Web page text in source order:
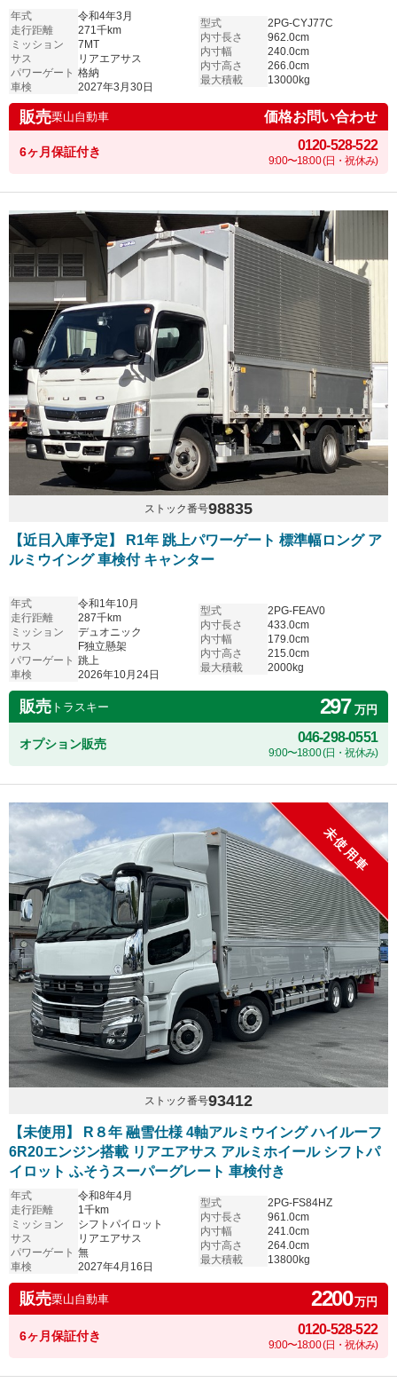
年式
令和4年3月
走行距離
271千km
ミッション
7MT
サス
リアエアサス
パワーゲート 格納
車検
2027年3月30日
型式
2PG-CYJ77C
内寸長さ
962.0cm
内寸幅
240.0cm
内寸高さ
266.0cm
最大積載
13000kg
販売栗山自動車 価格お問い合わせ
6ヶ月保証付き 0120-528-522
9:00〜18:00 (日・祝休み)
ストック番号98835
【近日入庫予定】 R1年 跳上パワーゲート 標準幅ロング ア
ルミウイング 車検付 キャンター
年式
令和1年10月
走行距離
287千km
ミッション
デュオニック
サス
F独立懸架
パワーゲート 跳上
車検
2026年10月24日
型式
2PG-FEAV0
内寸長さ
433.0cm
内寸幅
179.0cm
内寸高さ
215.0cm
最大積載
2000kg
販売 トラスキー 297 万円
オプション販売 046-298-0551
9:00〜18:00 (日・祝休み)
未使用車
ストック番号93412
【未使用】 R８年 融雪仕様 4軸アルミウイング ハイルーフ
6R20エンジン搭載 リアエアサス アルミホイール シフトパ
イロット ふそうスーパーグレート 車検付き
年式
令和8年4月
走行距離
1千km
ミッション
シフトパイロット
サス
リアエアサス
パワーゲート 無
車検
2027年4月16日
型式
2PG-FS84HZ
内寸長さ
961.0cm
内寸幅
241.0cm
内寸高さ
264.0cm
最大積載
13800kg
販売栗山自動車 2200万円
6ヶ月保証付き 0120-528-522
9:00〜18:00 (日・祝休み)